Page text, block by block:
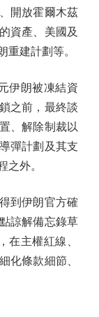
開放霍爾木茲
資產、美國及
重建計劃等。
伊朗被凍結資
之前，最終談
、解除制裁以
彈計劃及其支
之外。
到伊朗官方確
諒解備忘錄草
在主權紅線、
化條款細節、